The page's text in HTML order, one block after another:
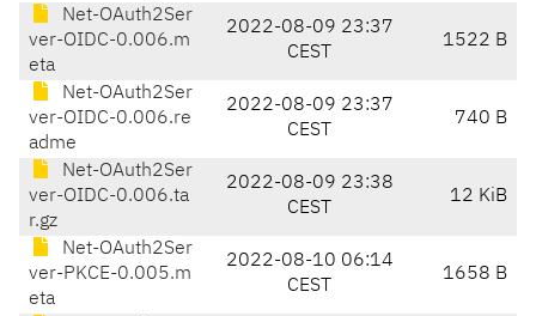
Net-OAuth2Ser
ver-OIDC-0.006.m
eta
2022-08-09 23:37
CEST
1522 B
Net-OAuth2Ser
ver-OIDC-0.006.re
adme
2022-08-09 23:37
CEST
740 B
Net-OAuth2Ser
ver-OIDC-0.006.ta
r.gz
2022-08-09 23:38
CEST
12 KiB
Net-OAuth2Ser
ver-PKCE-0.005.m
eta
2022-08-10 06:14
CEST
1658 B